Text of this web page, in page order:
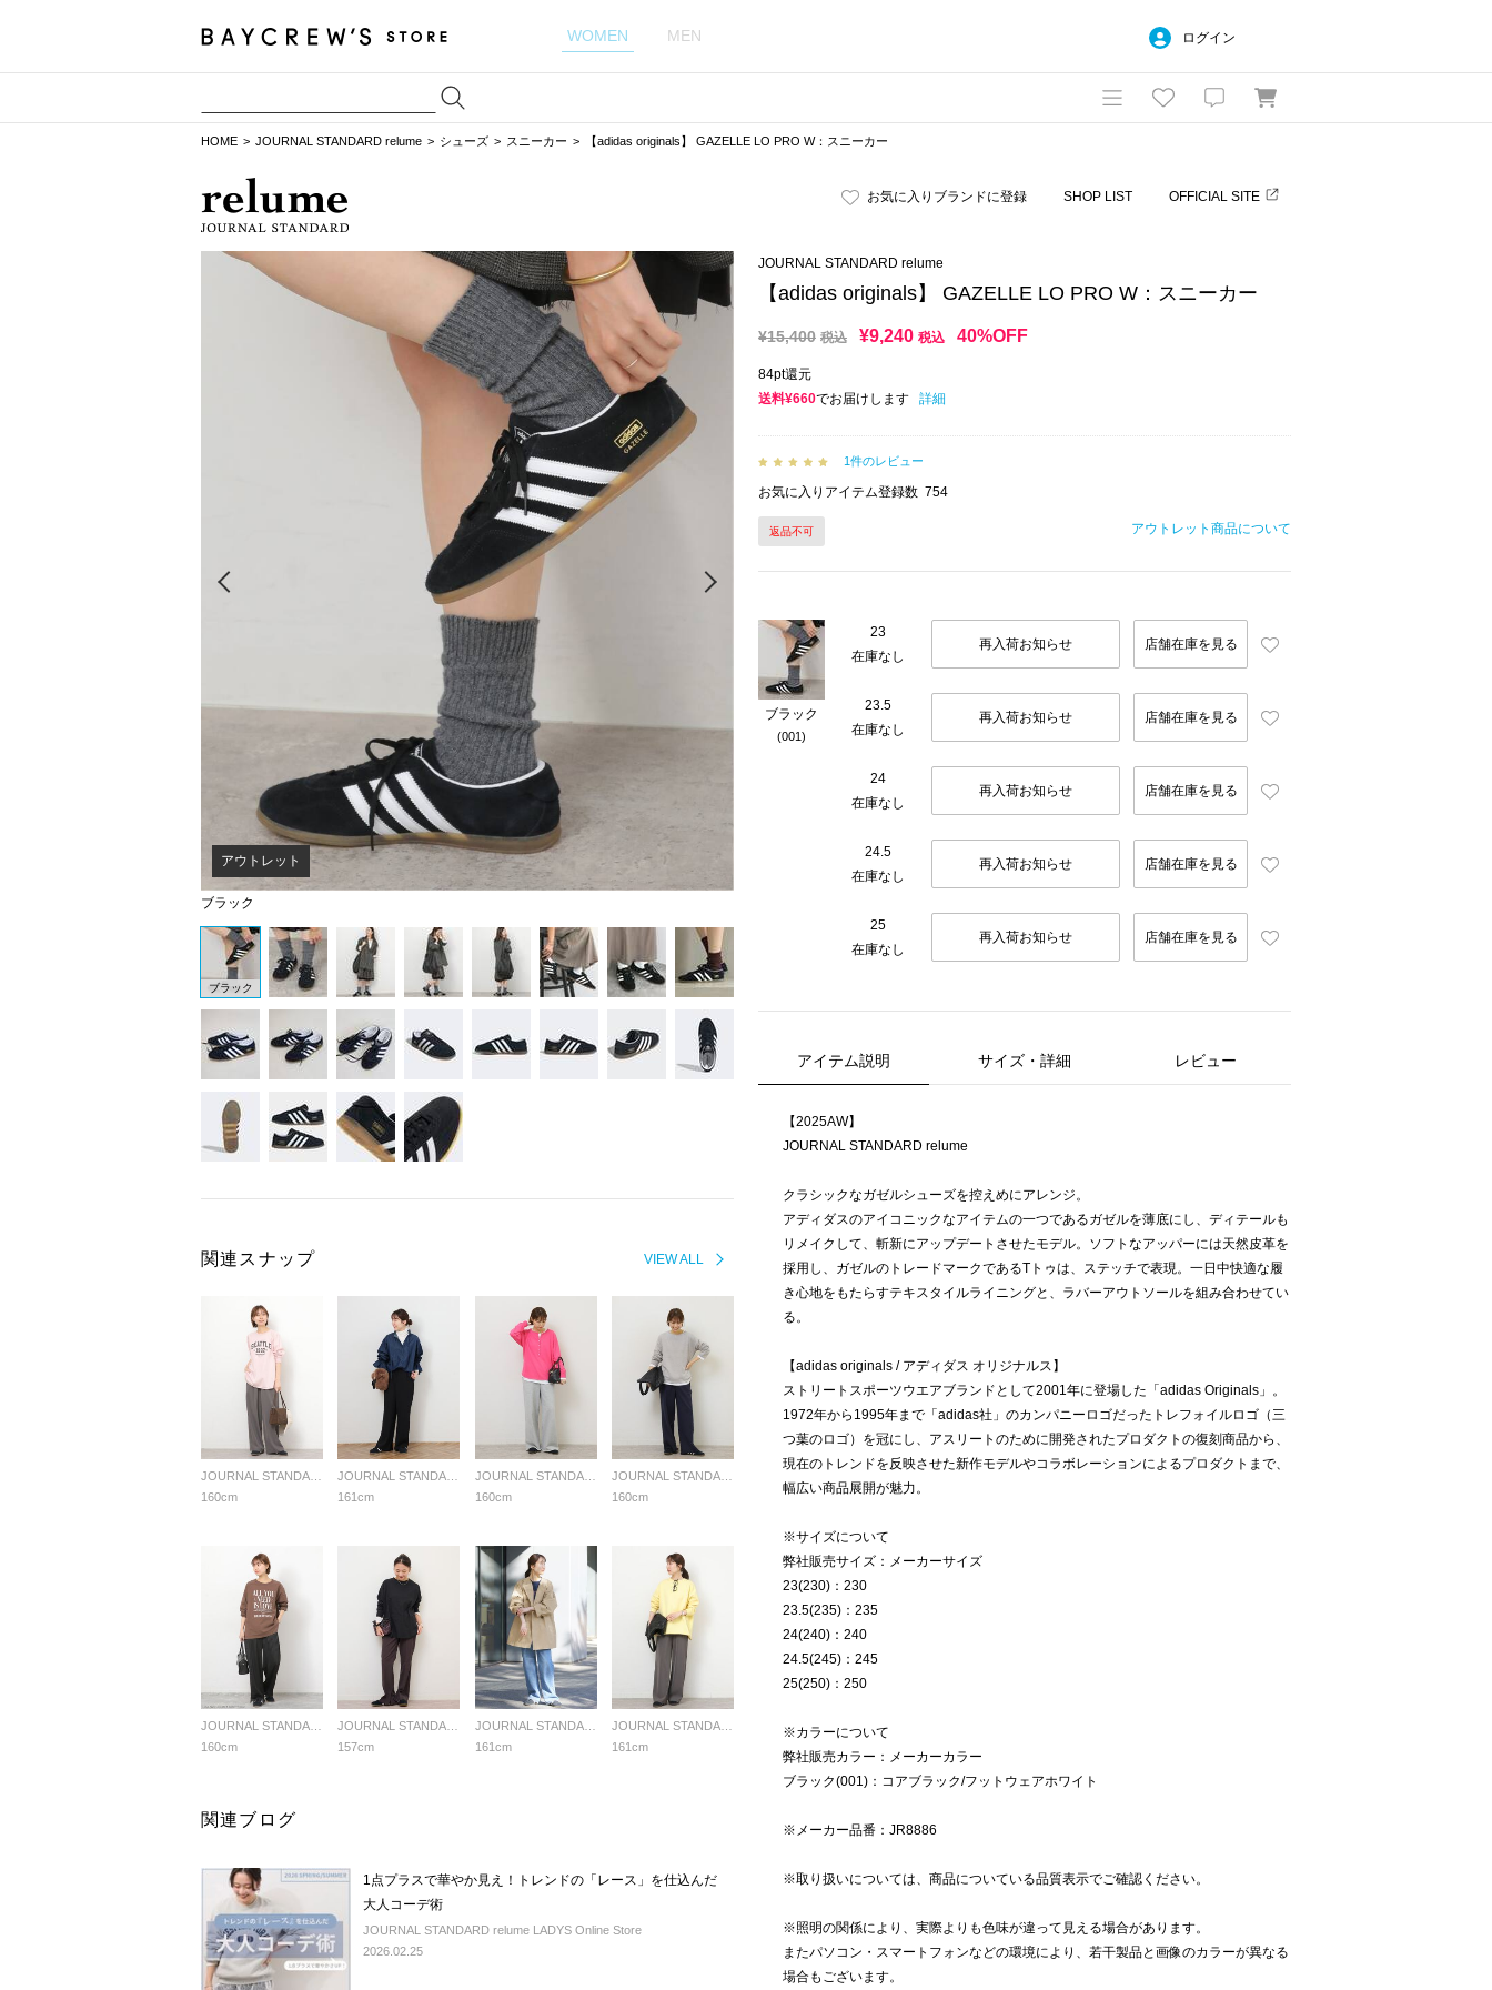
WOMEN MEN ログイン
HOME JOURNAL STANDARD relume シューズ スニーカー 【adidas originals】 GAZELLE LO PRO W：スニーカー
お気に入りブランドに登録 SHOP LIST OFFICIAL SITE
ブラック
Next
アウトレット
ブラック
VIEW ALL
関連スナップ
160cm
161cm
JOURNAL STANDARD relume LADYS
160cm
JOURNAL STANDARD relume LADYS
160cm
160cm
157cm
JOURNAL STANDARD relume LADYS
161cm
JOURNAL STANDARD relume LADYS
161cm
関連ブログ
1点プラスで華やか見え！トレンドの「レース」を仕込んだ
大人コーデ術
JOURNAL STANDARD relume LADYS Online Store
2026.02.25
JOURNAL STANDARD relume
【adidas originals】 GAZELLE LO PRO W：スニーカー
¥15,400 税込 ¥9,240 税込 40%OFF
84pt還元
送料¥660でお届けします 詳細
1件のレビュー
お気に入りアイテム登録数 754
返品不可 アウトレット商品について
ブラック
(001)
23
在庫なし
再入荷お知らせ 店舗在庫を見る
23.5
在庫なし
再入荷お知らせ 店舗在庫を見る
24
在庫なし
再入荷お知らせ 店舗在庫を見る
24.5
在庫なし
再入荷お知らせ 店舗在庫を見る
25
在庫なし
再入荷お知らせ 店舗在庫を見る
アイテム説明 サイズ・詳細 レビュー
【2025AW】
JOURNAL STANDARD relume
クラシックなガゼルシューズを控えめにアレンジ。
アディダスのアイコニックなアイテムの一つであるガゼルを薄底にし、ディテールも
リメイクして、斬新にアップデートさせたモデル。ソフトなアッパーには天然皮革を
採用し、ガゼルのトレードマークであるTトゥは、ステッチで表現。一日中快適な履
き心地をもたらすテキスタイルライニングと、ラバーアウトソールを組み合わせてい
る。
【adidas originals / アディダス オリジナルス】
ストリートスポーツウエアブランドとして2001年に登場した「adidas Originals」。
1972年から1995年まで「adidas社」のカンパニーロゴだったトレフォイルロゴ（三
つ葉のロゴ）を冠にし、アスリートのために開発されたプロダクトの復刻商品から、
現在のトレンドを反映させた新作モデルやコラボレーションによるプロダクトまで、
幅広い商品展開が魅力。
※サイズについて
弊社販売サイズ：メーカーサイズ
23(230)：230
23.5(235)：235
24(240)：240
24.5(245)：245
25(250)：250
※カラーについて
弊社販売カラー：メーカーカラー
ブラック(001)：コアブラック/フットウェアホワイト
※メーカー品番：JR8886
※取り扱いについては、商品についている品質表示でご確認ください。
※照明の関係により、実際よりも色味が違って見える場合があります。
またパソコン・スマートフォンなどの環境により、若干製品と画像のカラーが異なる
場合もございます。